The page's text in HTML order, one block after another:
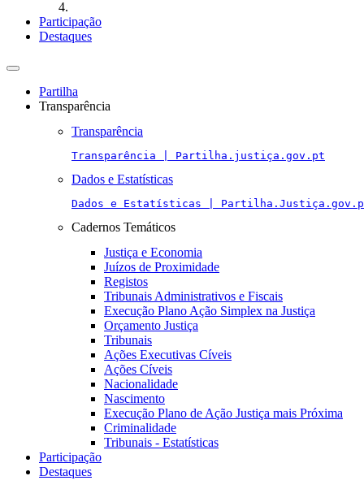
Participação
Destaques
Toggle
navigationPartilha
Transparência
Transparência
Transparência | Partilha.justiça.gov.pt
Dados e Estatísticas
Dados e Estatísticas |
Cadernos Temáticos
Justiça e Economia
Juízos de Proximidade
Registos
Tribunais Administrativos e Fiscais
Execução Plano Ação Simplex na Justiça
Orçamento Justiça
Tribunais
Ações Executivas Cíveis
Ações Cíveis
Nacionalidade
Nascimento
Execução Plano de Ação Justiça mais Próxima
Criminalidade
Tribunais - Estatísticas
Participação
Destaques